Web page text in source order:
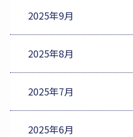
2025年9月
2025年8月
2025年7月
2025年6月